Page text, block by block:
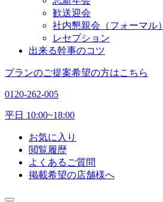
歓送迎会
社内懇親会（フォーマル）
レセプション
出来る幹事のコツ
プランのご提案希望の方はこちら
0120-262-005
平日 10:00~18:00
お気に入り
閲覧履歴
よくあるご質問
掲載希望の店舗様へ